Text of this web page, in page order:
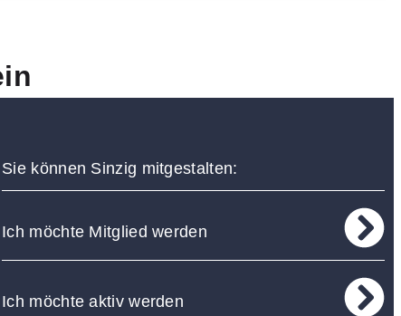
Sie können Sinzig mitgestalten:
Ich möchte Mitglied werden
Ich möchte aktiv werden